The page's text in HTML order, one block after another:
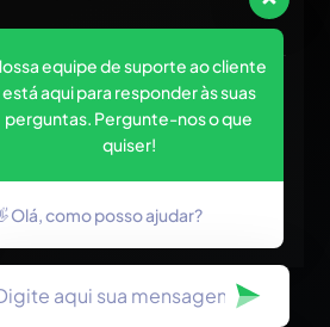
& Performance. Todos os direitos
reservados.
SEO, criação de sites, tráfego pago e
equipe de suporte ao cliente
está aqui para responder às suas
perguntas. Pergunte-nos o que
quiser!
Olá, como posso ajudar?